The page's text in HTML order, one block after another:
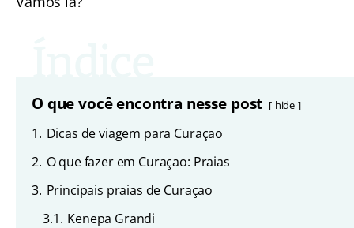
O que você encontra nesse post hide
1. Dicas de viagem para Curaçao
2. O que fazer em Curaçao: Praias
3. Principais praias de Curaçao
3.1. Kenepa Grandi